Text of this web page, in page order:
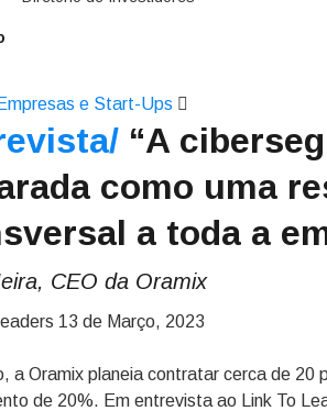
Empresas e Start-Ups
“A
como uma
a toda a
CEO da Oramix
13 de Março, 2023
a Oramix planeia contratar cerca de 20
de 20%. Em entrevista ao Link To